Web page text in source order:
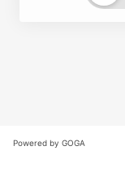
Powered by GOGA